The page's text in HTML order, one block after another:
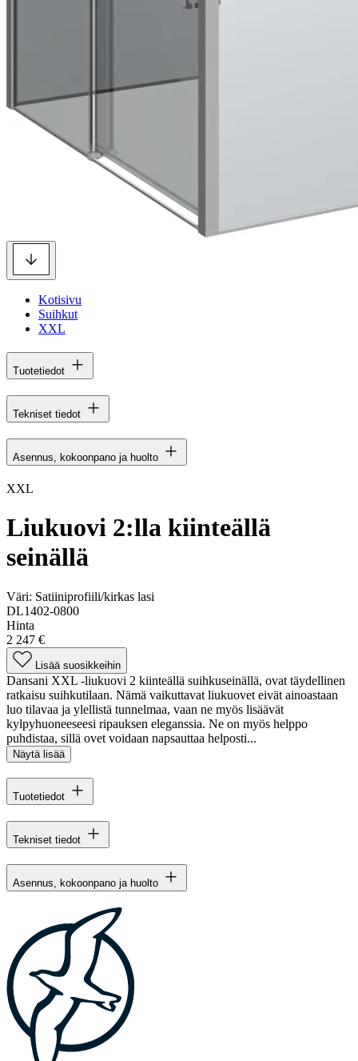
Kotisivu
Suihkut
XXL
Tuotetiedot
Tekniset tiedot
Asennus, kokoonpano ja huolto
XXL
Liukuovi 2:lla kiinteällä
seinällä
Väri: Satiiniprofiili/kirkas lasi
DL1402-0800
Hinta
2 247 €
Lisää suosikkeihin
Dansani XXL -liukuovi 2 kiinteällä suihkuseinällä, ovat täydellinen
ratkaisu suihkutilaan. Nämä vaikuttavat liukuovet eivät ainoastaan
luo tilavaa ja ylellistä tunnelmaa, vaan ne myös lisäävät
kylpyhuoneeseesi ripauksen eleganssia. Ne on myös helppo
puhdistaa, sillä ovet voidaan napsauttaa helposti...
Näytä lisää
Tuotetiedot
Tekniset tiedot
Asennus, kokoonpano ja huolto